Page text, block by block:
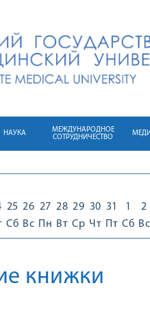
НАУКА
МЕЖДУНАРОДНОЕ
СОТРУДНИЧЕСТВО
25
Сб
26
Вс
27
Пн
28
Вт
29
Ср
30
Чт
31
Пт
1
Сб
2
Вс
книжки